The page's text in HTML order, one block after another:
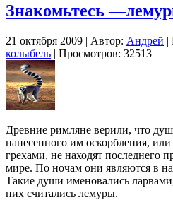
Знакомьтесь
21 октября 2009 | Автор: Андрей |
колыбель | Просмотров: 32513
Древние римляне верили, что
нанесенного им оскорбления,
грехами, не находят последнего
мире. По ночам они являются в
Такие души именовались
них считались лемуры.